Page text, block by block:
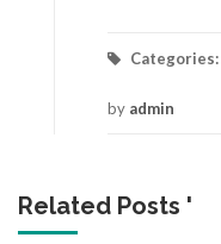
Categories:
by admin
Related Posts '